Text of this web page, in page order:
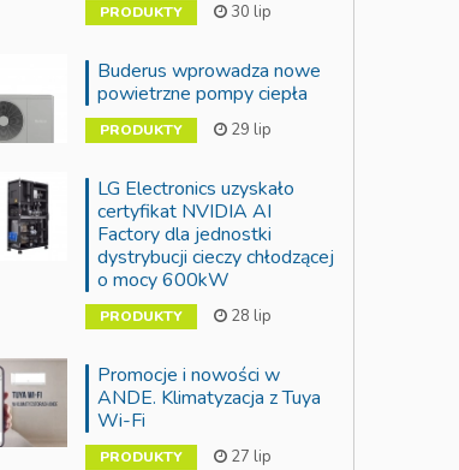
PRODUKTY 30 lip
Buderus wprowadza nowe
powietrzne pompy ciepła
PRODUKTY 29 lip
LG Electronics uzyskało
certyfikat NVIDIA AI
Factory dla jednostki
dystrybucji cieczy chłodzącej
o mocy 600kW
PRODUKTY 28 lip
Promocje i nowości w
ANDE. Klimatyzacja z Tuya
Wi-Fi
PRODUKTY 27 lip